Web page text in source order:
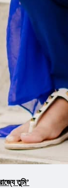
তুমি’